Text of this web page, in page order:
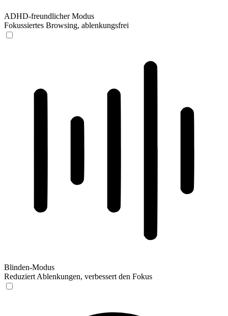
ADHD-freundlicher Modus
Fokussiertes Browsing, ablenkungsfrei
Blinden-Modus
Reduziert Ablenkungen, verbessert den Fokus